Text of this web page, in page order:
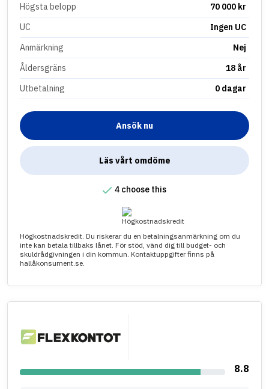
Högsta belopp
70 000 kr
UC
Ingen UC
Anmärkning
Nej
Åldersgräns
18 år
Utbetalning
0 dagar
Ansök nu
Läs vårt omdöme
4 choose this
Högkostnadskredit. Du riskerar du en betalningsanmärkning om du
inte kan betala tillbaks lånet. För stöd, vänd dig till budget- och
skuldrådgivningen i din kommun. Kontaktuppgifter finns på
hallåkonsument.se.
8.8